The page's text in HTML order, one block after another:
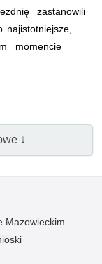
zastanowili
momencie
↓
Mazowieckim